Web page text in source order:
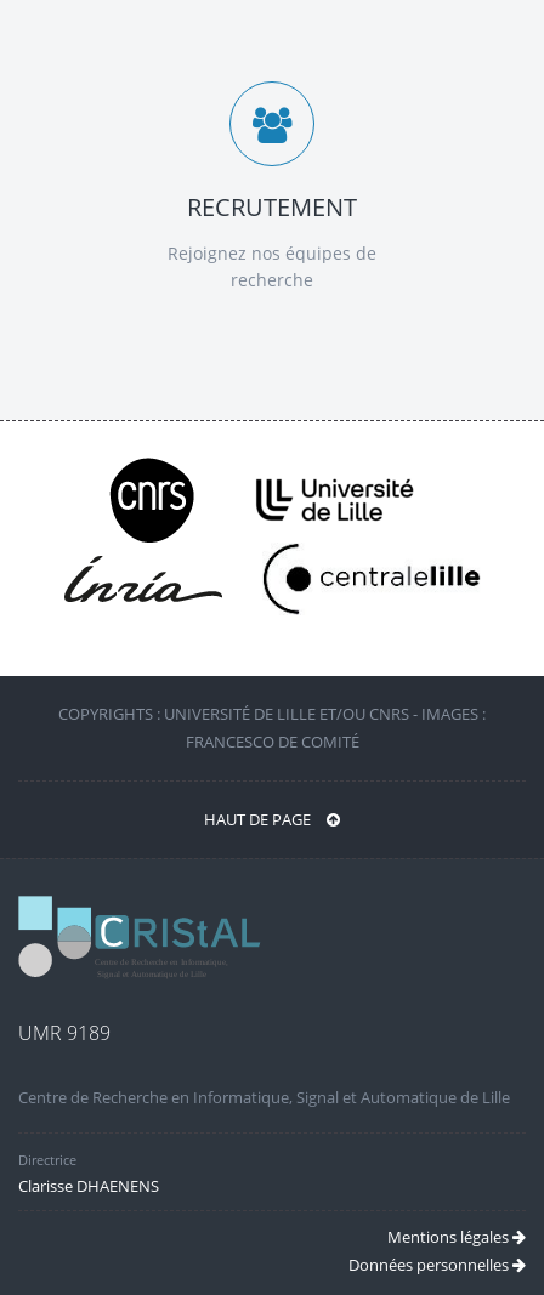
RECRUTEMENT
Rejoignez nos équipes de
recherche
COPYRIGHTS : UNIVERSITÉ DE LILLE ET/OU CNRS - IMAGES :
FRANCESCO DE COMITÉ
HAUT DE PAGE
UMR 9189
Centre de Recherche en Informatique, Signal et Automatique de Lille
Directrice
Clarisse DHAENENS
Mentions légales
Données personnelles